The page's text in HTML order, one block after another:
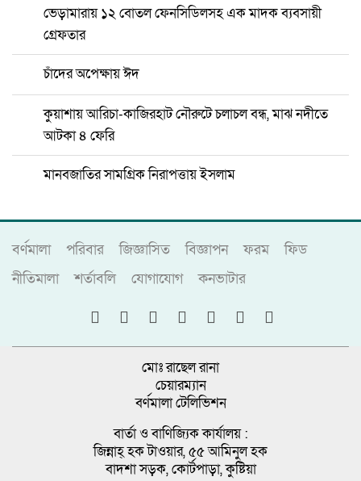
ভেড়ামারায় ১২ বোতল ফেনসিডিলসহ এক মাদক ব্যবসায়ী
গ্রেফতার
চাঁদের অপেক্ষায় ঈদ
কুয়াশায় আরিচা-কাজিরহাট নৌরুটে চলাচল বন্ধ, মাঝ নদীতে
আটকা ৪ ফেরি
মানবজাতির সামগ্রিক নিরাপত্তায় ইসলাম
বর্ণমালা পরিবার জিজ্ঞাসিত বিজ্ঞাপন ফরম
ফিড
নীতিমালা
শর্তাবলি যোগাযোগ কনভাটার
মোঃ রাছেল রানা
চেয়ারম্যান
বর্ণমালা টেলিভিশন
বার্তা ও বাণিজ্যিক কার্যালয় :
জিন্নাহ্ হক টাওয়ার, ৫৫ আমিনুল হক
বাদশা সড়ক, কোর্টপাড়া, কুষ্টিয়া